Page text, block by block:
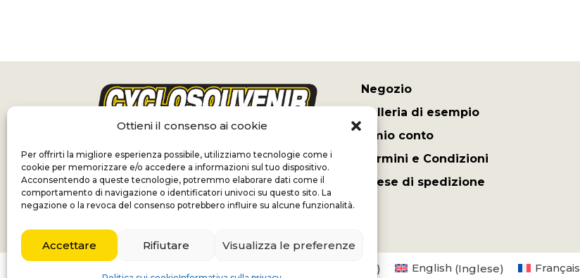
Ottieni il consenso ai cookie
Per offrirti la migliore esperienza possibile, utilizziamo tecnologie come i
cookie per memorizzare e/o accedere a informazioni sul tuo dispositivo.
Acconsentendo a queste tecnologie, potremmo elaborare dati come il
comportamento di navigazione o identificatori univoci su questo sito. La
negazione o la revoca del consenso potrebbero influire su alcune funzionalità.
Accettare Rifiutare Visualizza le preferenze
Negozio
Galleria di esempio
Il mio conto
Termini e Condizioni
Spese di spedizione
) English (Inglese) Français